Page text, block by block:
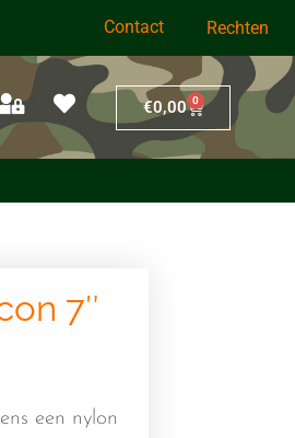
Contact Rechten
€0,00 0
7″
een nylon